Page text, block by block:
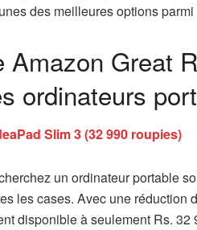
des meilleures options
Amazon Great
ordinateurs
Slim 3 (32 990 roupies)
un ordinateur portable
les cases. Avec une réduction
disponible à seulement Rs.